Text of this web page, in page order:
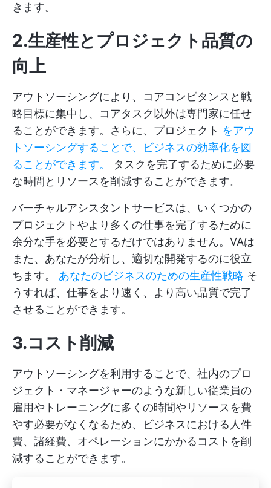
きます。
2.生産性とプロジェクト品質の
向上
アウトソーシングにより、コアコンピタンスと戦
略目標に集中し、コアタスク以外は専門家に任せ
ることができます。さらに、プロジェクト をアウ
トソーシングすることで、ビジネスの効率化を図
ることができます。
タスクを完了するために必要
な時間とリソースを削減することができます。
バーチャルアシスタントサービスは、いくつかの
プロジェクトやより多くの仕事を完了するために
余分な手を必要とするだけではありません。VAは
また、あなたが分析し、適切な開発するのに役立
ちます。 あなたのビジネスのための生産性戦略 そ
うすれば、仕事をより速く、より高い品質で完了
させることができます。
3.コスト削減
アウトソーシングを利用することで、社内のプロ
ジェクト・マネージャーのような新しい従業員の
雇用やトレーニングに多くの時間やリソースを費
やす必要がなくなるため、ビジネスにおける人件
費、諸経費、オペレーションにかかるコストを削
減することができます。